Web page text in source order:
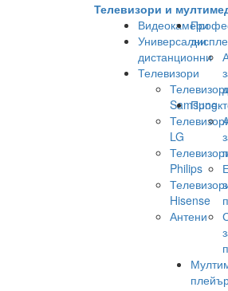
Телевизори и
Видеокамери
Универсални
дистанционни
Телевизори
Samsung
LG
Philips
Hisense
Антени